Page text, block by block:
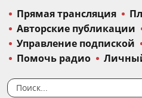
Прямая трансляция
Авторские публикации
Управление подпиской
Помочь радио